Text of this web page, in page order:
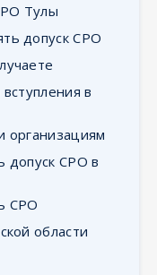
Тулы
допуск СРО
в
организациям
допуск СРО в
СРО
области